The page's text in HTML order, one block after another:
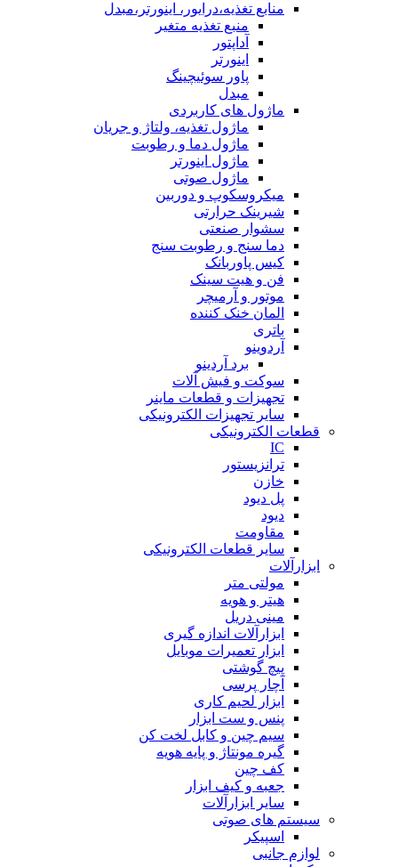
منابع تغذیه،درایور، اینورتر،مبدل
منبع تغذیه متغیر
آداپتور
اینورتر
پاور سوئیچینگ
مبدل
ماژول های کاربردی
ماژول تغذیه، ولتاژ و جریان
ماژول دما و رطوبت
ماژول اینورتر
ماژول صوتی
میکروسکوپ و دوربین
شیرینک حرارتی
سشوار صنعتی
دما سنج و رطوبت سنج
کیس پاوربانک
فن و هیت سینک
موتور و آرمیچر
المان خنک کننده
باتری
آردوینو
برد آردینو
سوکت و فیش آلات
تجهیزات و قطعات ماینر
سایر تجهیزات الکترونیکی
قطعات الکترونیکی
IC
ترانزیستور
خازن
پل دیود
دیود
مقاومت
سایر قطعات الکترونیکی
ابزارآلات
مولتی متر
هیتر و هویه
مینی دریل
ابزارآلات اندازه گیری
ابزار تعمیرات موبایل
پیچ گوشتی
آچار پرسی
ابزار لحیم کاری
پنس و ست ابزار
سیم چین و کابل لخت کن
گیره مونتاژ و پایه هویه
کف چین
جعبه و کیف ابزار
سایر ابزارآلات
سیستم های صوتی
اسپیکر
لوازم جانبی